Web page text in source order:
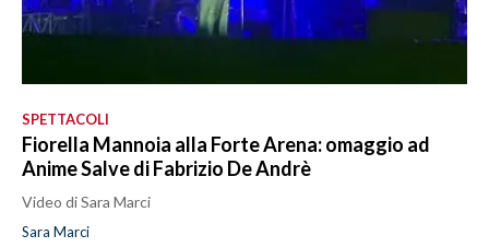
SPETTACOLI
Fiorella Mannoia alla Forte Arena: omaggio ad
Anime Salve di Fabrizio De Andrè
Video di Sara Marci
Sara Marci